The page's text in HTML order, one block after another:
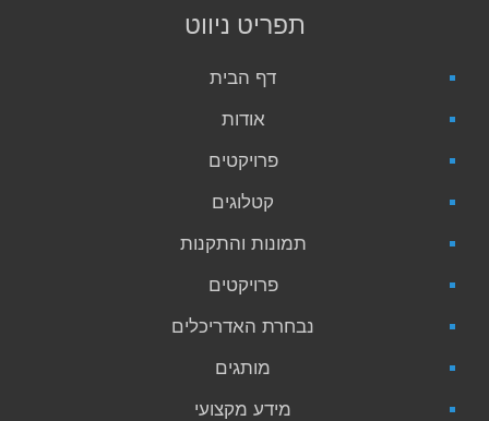
תפריט ניווט
דף הבית
אודות
פרויקטים
קטלוגים
תמונות והתקנות
פרויקטים
נבחרת האדריכלים
מותגים
מידע מקצועי